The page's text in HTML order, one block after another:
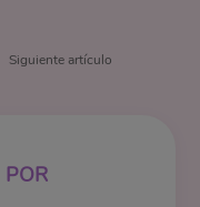
Siguiente artículo
POR